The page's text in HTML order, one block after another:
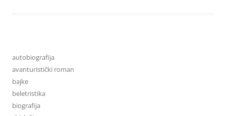
autobiografija
avanturistički roman
bajke
beletristika
biografija